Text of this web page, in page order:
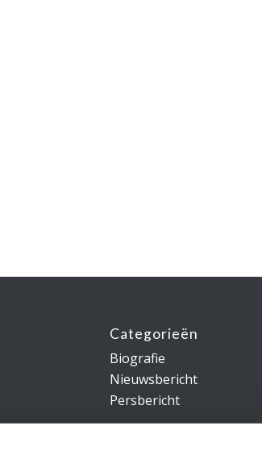
Categorieën
Biografie
Nieuwsbericht
Persbericht